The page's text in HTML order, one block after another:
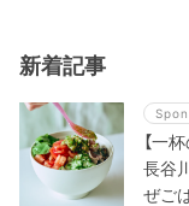
新着記事
【一
長谷
ぜご